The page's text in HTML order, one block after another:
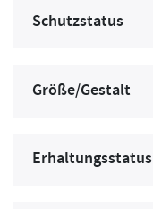
Schutzstatus
Größe/Gestalt
Erhaltungsstatus